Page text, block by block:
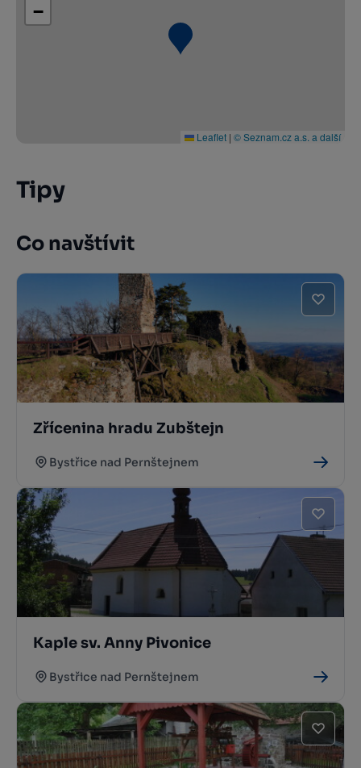
−
Leaflet | © Seznam.cz a.s. a další
Tipy
Co navštívit
Zřícenina hradu Zubštejn
Bystřice nad Pernštejnem
Kaple sv. Anny Pivonice
Bystřice nad Pernštejnem